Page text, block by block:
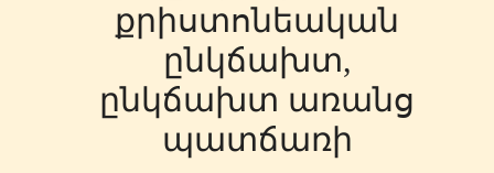
քրիստոնեական
ընկճախտ,
ընկճախտ առանց
պատճառի